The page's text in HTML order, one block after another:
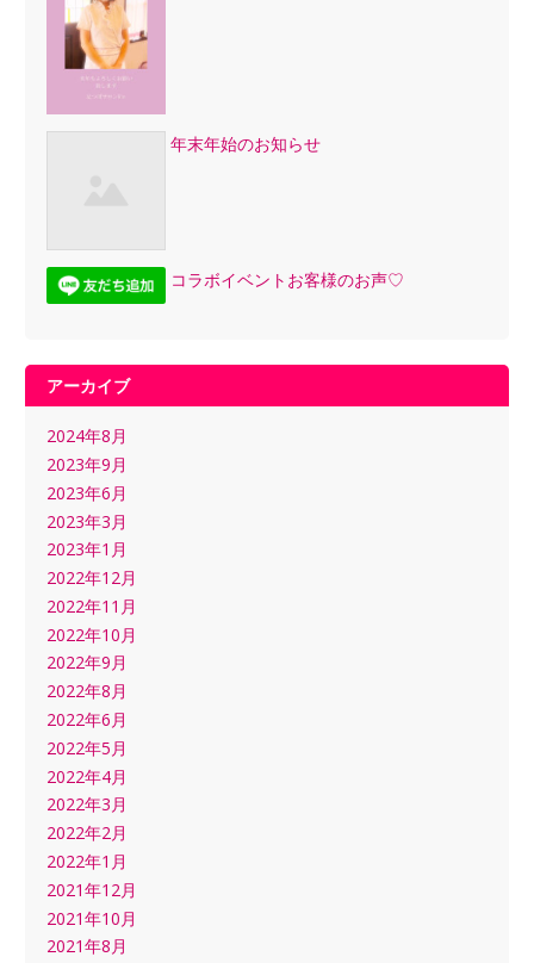
年末年始のお知らせ
コラボイベントお客様のお声♡
アーカイブ
2024年8月
2023年9月
2023年6月
2023年3月
2023年1月
2022年12月
2022年11月
2022年10月
2022年9月
2022年8月
2022年6月
2022年5月
2022年4月
2022年3月
2022年2月
2022年1月
2021年12月
2021年10月
2021年8月